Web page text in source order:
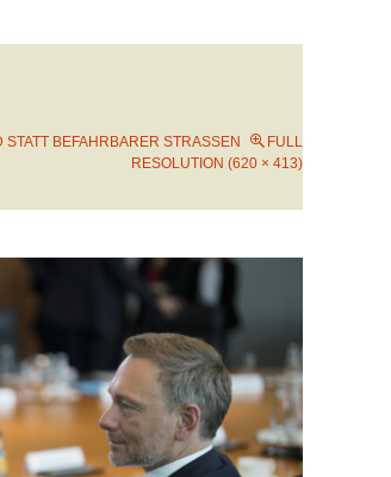
BEFAHRBARER STRASSEN
FULL
RESOLUTION (620 × 413)